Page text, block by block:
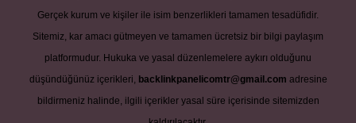
Gerçek kurum ve kişiler ile isim benzerlikleri tamamen tesadüfidir.
Sitemiz, kar amacı gütmeyen ve tamamen ücretsiz bir bilgi paylaşım
platformudur. Hukuka ve yasal düzenlemelere aykırı olduğunu
düşündüğünüz içerikleri, backlinkpanelicomtr@gmail.com adresine
bildirmeniz halinde, ilgili içerikler yasal süre içerisinde sitemizden